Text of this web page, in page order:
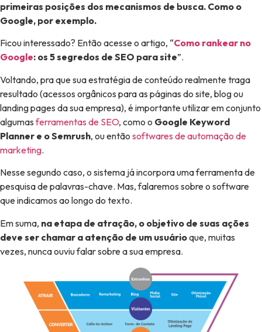
primeiras posições dos mecanismos de busca. Como o
Google, por exemplo.
Ficou interessado? Então acesse o artigo, “Como rankear no
Google: os 5 segredos de SEO para site”.
Voltando, pra que sua estratégia de conteúdo realmente traga
resultado (acessos orgânicos para as páginas do site, blog ou
landing pages da sua empresa), é importante utilizar em conjunto
algumasferramentas de SEO, como o Google Keyword
Planner e o Semrush, ou então softwares de automação de
marketing.
Nesse segundo caso, o sistema já incorpora uma ferramenta de
pesquisa de palavras-chave. Mas, falaremos sobre o software
que indicamos ao longo do texto.
Em suma, na etapa de atração, o objetivo de suas ações
deve ser chamar a atenção de um usuárioque, muitas
vezes, nunca ouviu falar sobre a sua empresa.